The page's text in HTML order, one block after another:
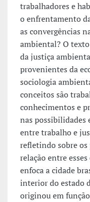
trabalhadores e
o enfrentamento
as convergências
ambiental? O
da justiça
provenientes da
sociologia
conceitos são
conhecimentos e
nas possibilidades
entre trabalho e
refletindo sobre os
relação entre
enfoca a cidade
interior do estado
originou em